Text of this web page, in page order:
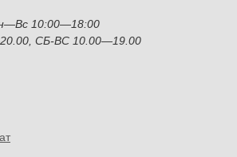
10:00—18:00
СБ-ВС 10.00—19.00